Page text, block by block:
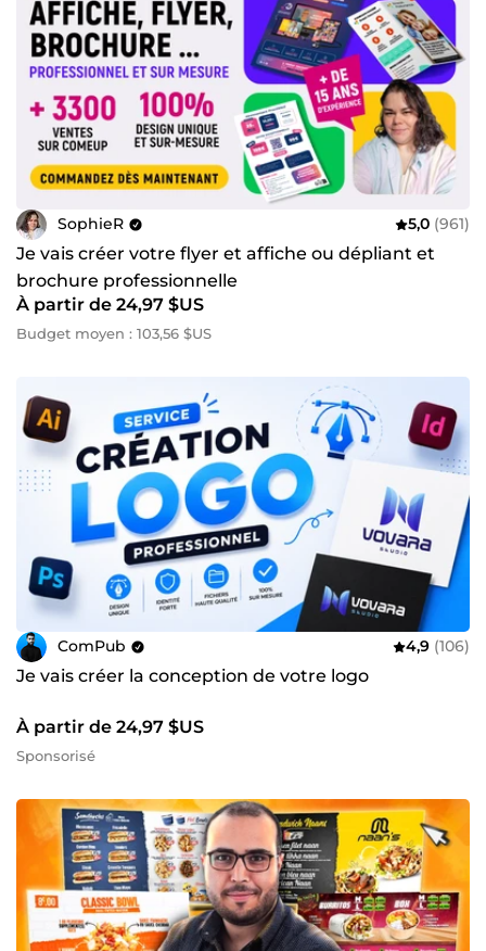
SophieR 5,0 (961)
Je vais créer votre flyer et affiche ou dépliant et
brochure professionnelle
À partir de 24,97 $US
Budget moyen : 103,56 $US
ComPub 4,9 (106)
Je vais créer la conception de votre logo
À partir de 24,97 $US
Sponsorisé